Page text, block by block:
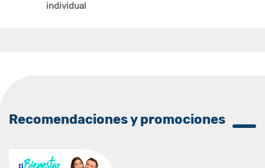
individual
Recomendaciones y promociones